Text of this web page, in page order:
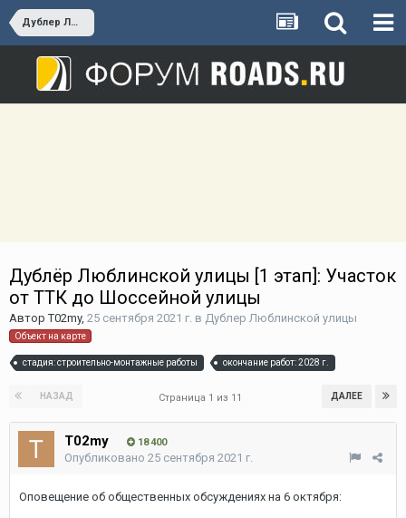
Дублер Люблинской улицы
Дублёр Люблинской улицы [1 этап]: Участок
от ТТК до Шоссейной улицы
АвторT02my, 25 сентября 2021 г. в Дублер Люблинской улицы
Объект на карте
стадия: строительно-монтажные работы окончание работ: 2028 г.
НАЗАД ДАЛЕЕ
Страница 1 из 11
T02my 18 400
Опубликовано 25 сентября 2021 г.
Оповещение об общественных обсуждениях на 6 октября: